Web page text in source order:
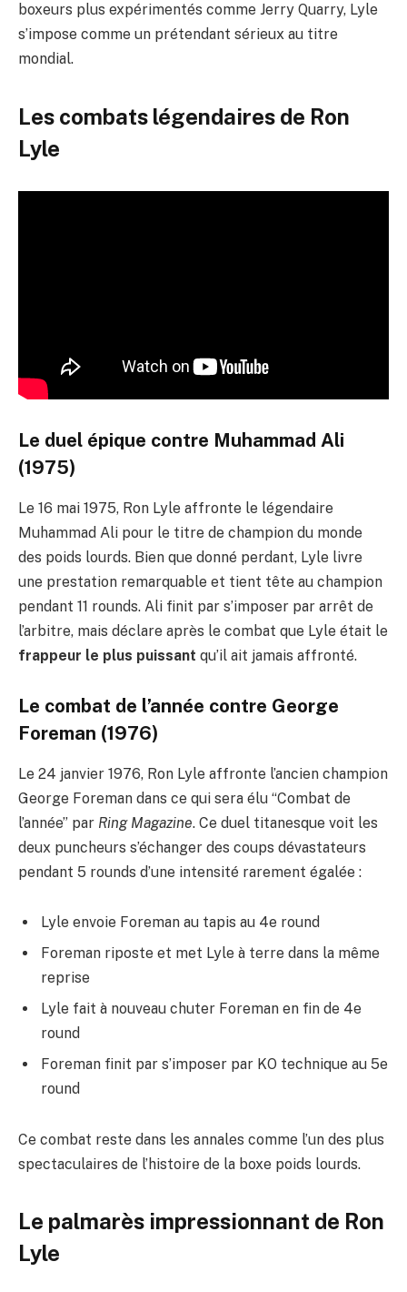
boxeurs plus expérimentés comme Jerry Quarry, Lyle
s’impose comme un prétendant sérieux au titre
mondial.
Les combats légendaires de Ron
Lyle
Le duel épique contre Muhammad Ali
(1975)
Le 16 mai 1975, Ron Lyle affronte le légendaire
Muhammad Ali pour le titre de champion du monde
des poids lourds. Bien que donné perdant, Lyle livre
une prestation remarquable et tient tête au champion
pendant 11 rounds. Ali finit par s’imposer par arrêt de
l’arbitre, mais déclare après le combat que Lyle était le
frappeur le plus puissant qu’il ait jamais affronté.
Le combat de l’année contre George
Foreman (1976)
Le 24 janvier 1976, Ron Lyle affronte l’ancien champion
George Foreman dans ce qui sera élu “Combat de
l’année” par Ring Magazine. Ce duel titanesque voit les
deux puncheurs s’échanger des coups dévastateurs
pendant 5 rounds d’une intensité rarement égalée :
Lyle envoie Foreman au tapis au 4e round
Foreman riposte et met Lyle à terre dans la même
reprise
Lyle fait à nouveau chuter Foreman en fin de 4e
round
Foreman finit par s’imposer par KO technique au 5e
round
Ce combat reste dans les annales comme l’un des plus
spectaculaires de l’histoire de la boxe poids lourds.
Le palmarès impressionnant de Ron
Lyle